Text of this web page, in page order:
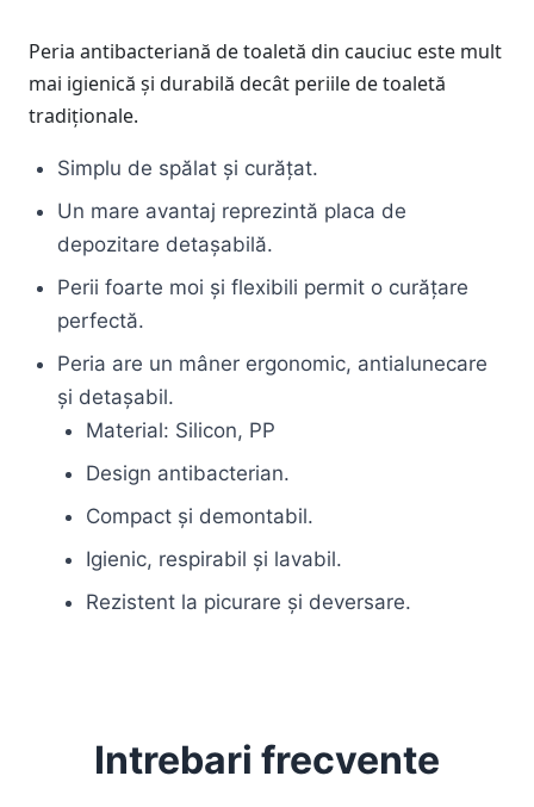
Peria antibacteriană de toaletă din cauciuc este mult
mai igienică și durabilă decât periile de toaletă
tradiționale.
Simplu de spălat și curățat.
Un mare avantaj reprezintă placa de
depozitare detașabilă.
Perii foarte moi și flexibili permit o curățare
perfectă.
Peria are un mâner ergonomic, antialunecare
și detașabil.
Material: Silicon, PP
Design antibacterian.
Compact și demontabil.
Igienic, respirabil și lavabil.
Rezistent la picurare și deversare.
Intrebari frecvente